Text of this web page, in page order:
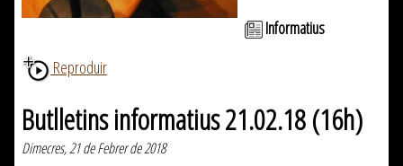
Informatius
Reproduir
Butlletins informatius 21.02.18 (16h)
Dimecres, 21 de Febrer de 2018